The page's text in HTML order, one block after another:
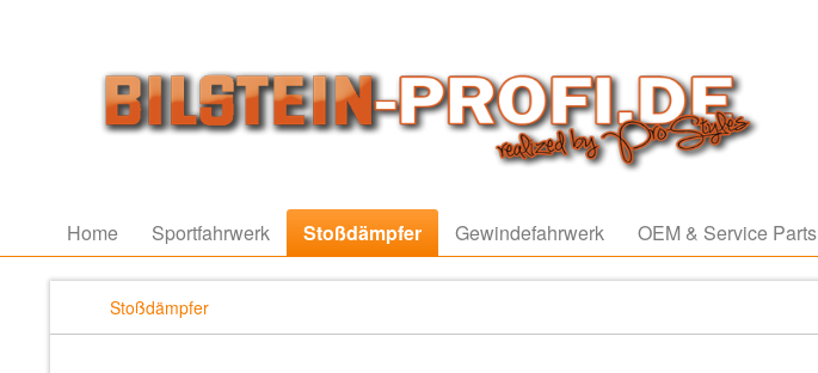
Home Sportfahrwerk Stoßdämpfer Gewindefahrwerk OEM & Service Parts
Stoßdämpfer